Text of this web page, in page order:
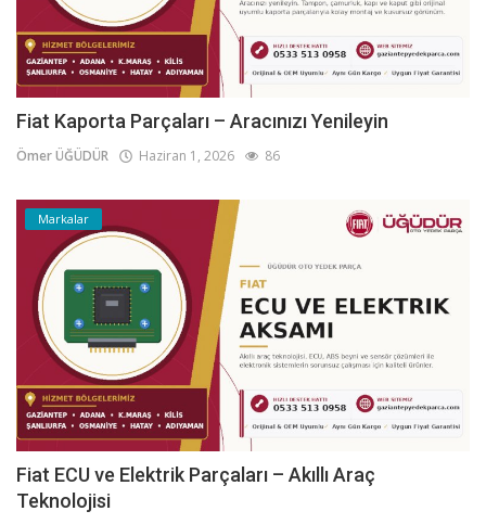
Fiat Kaporta Parçaları – Aracınızı Yenileyin
Ömer ÜĞÜDÜR Haziran 1, 2026 86
Markalar
Fiat ECU ve Elektrik Parçaları – Akıllı Araç
Teknolojisi